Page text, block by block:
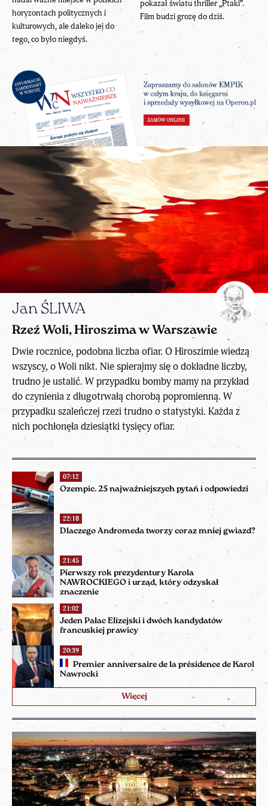
horyzontach politycznych i
kulturowych, ale daleko jej do
tego, co było niegdyś.
pokazał światu thriller „Ptaki”.
Film budzi grozę do dziś.
07:12
Ozempic. 25 najważniejszych pytań i odpowiedzi
22:18
Dlaczego Andromeda tworzy coraz mniej gwiazd?
21:45
Pierwszy rok prezydentury Karola
NAWROCKIEGO i urząd, który odzyskał
znaczenie
21:02
Jeden Pałac Elizejski i dwóch kandydatów
francuskiej prawicy
20:39
Premier anniversaire de la présidence de Karol
Nawrocki
Więcej
Jan ŚLIWA
Rzeź Woli, Hiroszima w Warszawie
Dwie rocznice, podobna liczba ofiar. O Hiroszimie wiedzą
wszyscy, o Woli nikt. Nie spierajmy się o dokładne liczby,
trudno je ustalić. W przypadku bomby mamy na przykład
do czynienia z długotrwałą chorobą popromienną. W
przypadku szaleńczej rzezi trudno o statystyki. Każda z
nich pochłonęła dziesiątki tysięcy ofiar.